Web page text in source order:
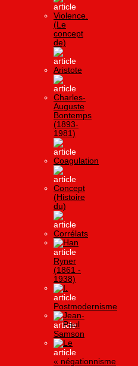
Violence.
(Le
concept
de)
Aristote
Charles-
Auguste
Bontemps
(1893-
1981)
Coagulation
Concept
(Histoire
du)
Corrélats
Han
Ryner
(1861 -
1938)
Postmodernisme
Jean-
Paul
Samson
Le
« négationnisme